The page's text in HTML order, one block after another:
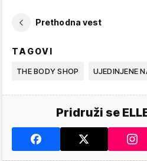
Prethodna vest
TAGOVI
THE BODY SHOP UJEDINJENE
Pridruži se